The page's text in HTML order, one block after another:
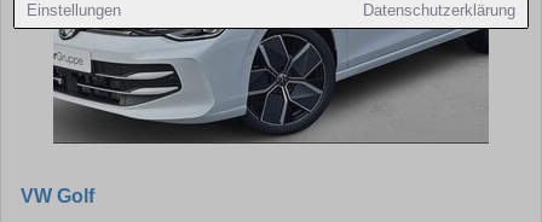
Einstellungen Datenschutzerklärung
VW Golf